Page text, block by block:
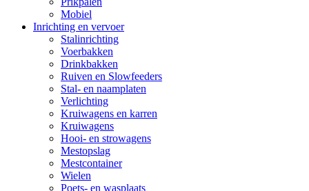
Mobiel
Inrichting en vervoer
Stalinrichting
Voerbakken
Drinkbakken
Ruiven en Slowfeeders
Stal- en naamplaten
Verlichting
Kruiwagens en karren
Kruiwagens
Hooi- en strowagens
Mestopslag
Mestcontainer
Wielen
Poets- en wasplaats